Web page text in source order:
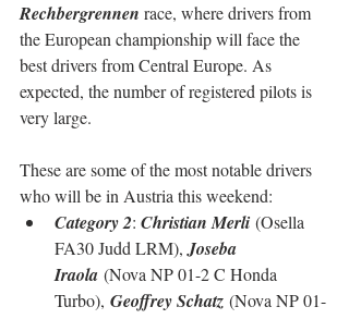
Rechbergrennen race, where drivers from
the European championship will face the
best drivers from Central Europe. As
expected, the number of registered pilots is
very large.
These are some of the most notable drivers
who will be in Austria this weekend:
Category 2: Christian Merli (Osella
FA30 Judd LRM), Joseba
Iraola (Nova NP 01-2 C Honda
Turbo), Geoffrey Schatz (Nova NP 01-